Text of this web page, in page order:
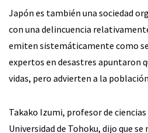
Japón es también una sociedad
con una delincuencia
emiten sistemáticamente como
expertos en desastres apuntaron
vidas, pero advierten a la
Takako Izumi, profesor de
Universidad de Tohoku, dijo que